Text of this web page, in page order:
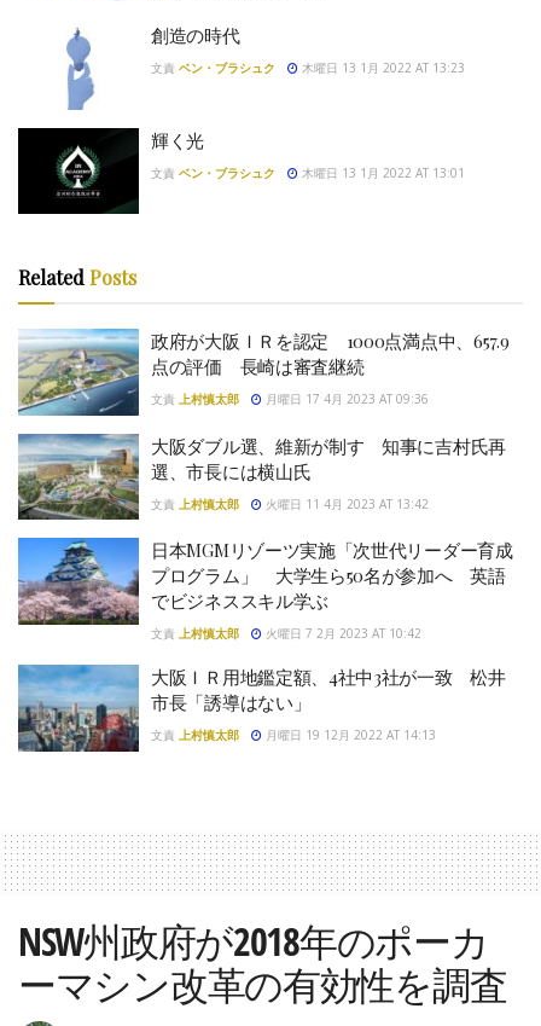
創造の時代
文責 ベン・ブラシュク 木曜日 13 1月 2022 AT 13:23
輝く光
文責 ベン・ブラシュク 木曜日 13 1月 2022 AT 13:01
Related Posts
政府が大阪ＩＲを認定 1000点満点中、657.9
点の評価 長崎は審査継続
文責 上村慎太郎 月曜日 17 4月 2023 AT 09:36
大阪ダブル選、維新が制す 知事に吉村氏再
選、市長には横山氏
文責 上村慎太郎 火曜日 11 4月 2023 AT 13:42
日本MGMリゾーツ実施「次世代リーダー育成
プログラム」 大学生ら50名が参加へ 英語
でビジネススキル学ぶ
文責 上村慎太郎 火曜日 7 2月 2023 AT 10:42
大阪ＩＲ用地鑑定額、4社中3社が一致 松井
市長「誘導はない」
文責 上村慎太郎 月曜日 19 12月 2022 AT 14:13
NSW州政府が2018年のポーカ
ーマシン改革の有効性を調査